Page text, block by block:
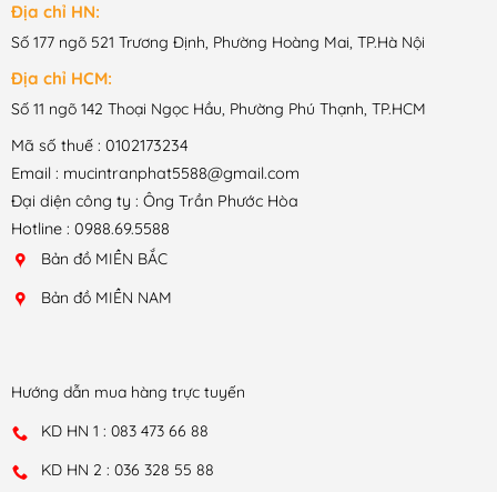
Địa chỉ HN:
Số 177 ngõ 521 Trương Định, Phường Hoàng Mai, TP.Hà Nội
Địa chỉ HCM:
Số 11 ngõ 142 Thoại Ngọc Hầu, Phường Phú Thạnh, TP.HCM
Mã số thuế : 0102173234
Email : mucintranphat5588@gmail.com
Đại diện công ty : Ông Trần Phước Hòa
Hotline : 0988.69.5588
Bản đồ MIỀN BẮC
Bản đồ MIỀN NAM
Hướng dẫn mua hàng trực tuyến
KD HN 1 : 083 473 66 88
KD HN 2 : 036 328 55 88